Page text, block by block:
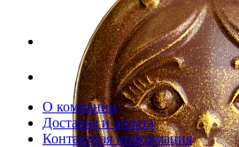
О компании
Доставка и оплата
Контактная информация